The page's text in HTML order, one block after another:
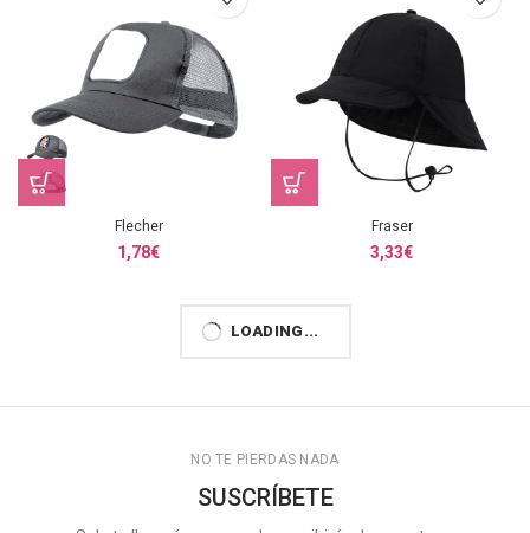
Flecher
1,78€
Fraser
3,33€
LOADING...
NO TE PIERDAS NADA
SUSCRÍBETE